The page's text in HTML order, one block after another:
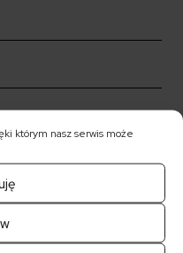
którym nasz serwis może